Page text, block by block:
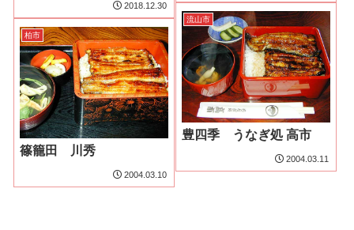
2018.12.30
流山市
豊四季 うなぎ処 高市
2004.03.11
柏市
篠籠田 川秀
2004.03.10